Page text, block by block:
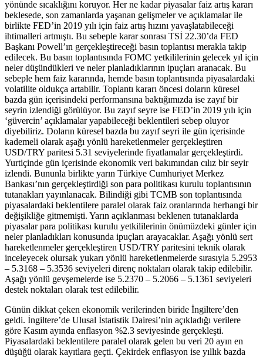
yönünde sıcaklığını koruyor. Her ne kadar piyasalar faiz artış kararı
beklesede, son zamanlarda yaşanan gelişmeler ve açıklamalar ile
birlikte FED’in 2019 yılı için faiz artış hızını yavaşlatabileceği
ihtimalleri artmıştı. Bu sebeple karar sonrası TSİ 22.30’da FED
Başkanı Powell’ın gerçekleştireceği basın toplantısı merakla takip
edilecek. Bu basın toplantısında FOMC yetkililerinin gelecek yıl için
neler düşündükleri ve neler planladıklarının ipuçları aranacak. Bu
sebeple hem faiz kararında, hemde basın toplantısında piyasalardaki
volatilite oldukça artabilir. Toplantı kararı öncesi doların küresel
bazda gün içerisindeki performansına baktığımızda ise zayıf bir
seyrin izlendiği görülüyor. Bu zayıf seyre ise FED’in 2019 yılı için
‘güvercin’ açıklamalar yapabileceği beklentileri sebep oluyor
diyebiliriz. Doların küresel bazda bu zayıf seyri ile gün içerisinde
kademeli olarak aşağı yönlü hareketlenmeler gerçekleştiren
USD/TRY paritesi 5.31 seviyelerinde fiyatlamalar gerçekleştirdi.
Yurtiçinde gün içerisinde ekonomik veri bakımından cılız bir seyir
izlendi. Bununla birlikte yarın Türkiye Cumhuriyet Merkez
Bankası’nın gerçekleştirdiği son para politikası kurulu toplantısının
tutanakları yayınlanacak. Bilindiği gibi TCMB son toplantısında
piyasalardaki beklentilere paralel olarak faiz oranlarında herhangi bir
değişikliğe gitmemişti. Yarın açıklanması beklenen tutanaklarda
piyasalar para politikası kurulu yetkililerinin önümüzdeki günler için
neler planladıkları konusunda ipuçları arayacaklar. Aşağı yönlü sert
hareketlenmeler gerçekleştiren USD/TRY paritesini teknik olarak
inceleyecek olursak yukarı yönlü hareketlenmelerde sırasıyla 5.2953
– 5.3168 – 5.3536 seviyeleri direnç noktaları olarak takip edilebilir.
Aşağı yönlü gevşemelerde ise 5.2370 – 5.2066 – 5.1361 seviyeleri
destek noktaları olarak test edilebilir.
Günün dikkat çeken ekonomik verilerinden biride İngiltere’den
geldi. İngiltere’de Ulusal İstatistik Dairesi’nin açıkladığı verilere
göre Kasım ayında enflasyon %2.3 seviyesinde gerçekleşti.
Piyasalardaki beklentilere paralel olarak gelen bu veri 20 ayın en
düşüğü olarak kayıtlara geçti. Çekirdek enflasyon ise yıllık bazda